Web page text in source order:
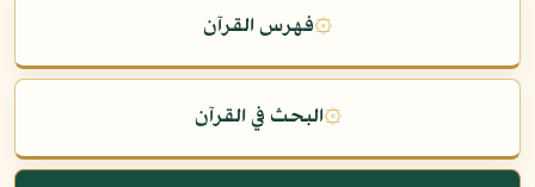
۞فهرس القرآن
۞البحث في القرآن